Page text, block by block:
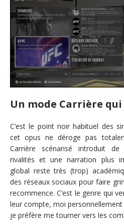
Un mode Carrière
C’est le point noir habituel des
cet opus ne déroge pas
Carrière scénarisé introduit de
rivalités et une narration plus
global reste très (trop)
des réseaux sociaux pour faire
recommence. C’est le genre qui
leur compte, moi
je préfère me tourner vers les